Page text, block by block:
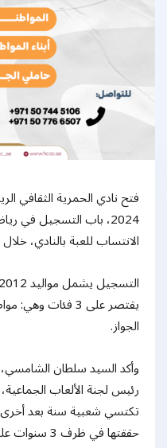
2024، باب التسجيل في
الانتساب للعبة بالنادي، خلال
يقتصر على 3 فئات
الجواز.
وأكد السيد سلطان الشامسي،
رئيس لجنة الألعاب
تكتسي شعبية سنة بعد
حققتها في ظرف 3 سنوات على تأسيسها.